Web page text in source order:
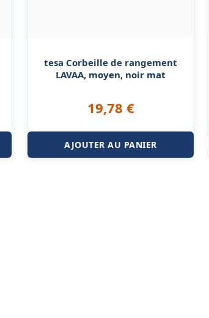
tesa Corbeille de rangement
LAVAA, moyen, noir mat
19,78 €
AJOUTER AU PANIER